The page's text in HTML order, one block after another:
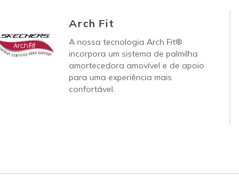
Arch Fit
A nossa tecnologia Arch Fit®
incorpora um sistema de palmilha
amortecedora amovível e de apoio
para uma experiência mais
confortável.